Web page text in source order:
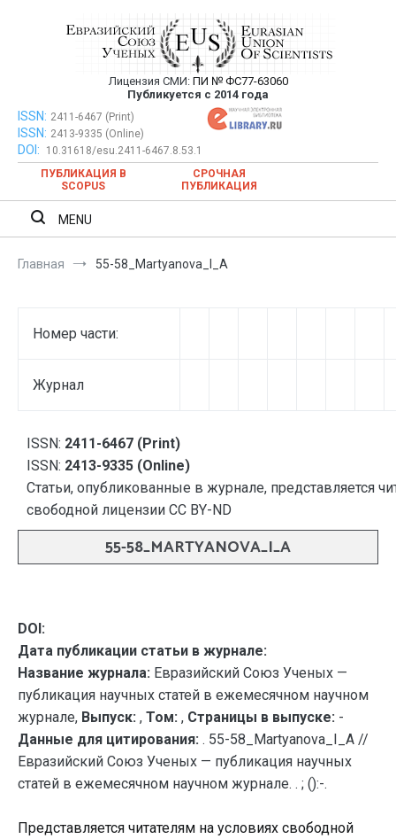
Евразийский Союз Ученых —
публикация научных статей в
ежемесячном научном журнале
Лицензия СМИ: ПИ № ФС77-63060
Публикуется с 2014 года
Евразийский Союз Ученых — публикация научных статей в
ежемесячном научном журнале
ISSN: 2411-6467 (Print)
ISSN: 2413-9335 (Online)
DOI:
10.31618/esu.2411-6467.8.53.1
ПУБЛИКАЦИЯ В
SCOPUS
СРОЧНАЯ
ПУБЛИКАЦИЯ
MENU
Главная 55-58_Martyanova_I_A
Номер части:
Журнал
ISSN: 2411-6467 (Print)
ISSN: 2413-9335 (Online)
Статьи, опубликованные в журнале, представляется
свободной лицензии CC BY-ND
55-58_MARTYANOVA_I_A
DOI:
Дата публикации статьи в журнале:
Название журнала: Евразийский Союз Ученых —
публикация научных статей в ежемесячном научном
журнале, Выпуск: , Том: , Страницы в выпуске: -
Данные для цитирования: . 55-58_Martyanova_I_A //
Евразийский Союз Ученых — публикация научных
статей в ежемесячном научном журнале. . ; ():-.
Представляется читателям на условиях свободной